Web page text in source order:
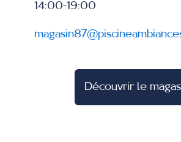
14:00-19:00
Découvrir le